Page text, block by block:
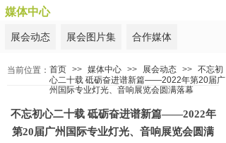
媒体中心
展会动态 展会图片集 合作媒体
首页 >> 媒体中心 >> 展会动态 >> 不忘初
心二十载 砥砺奋进谱新篇——2022年第20届广
州国际专业灯光、音响展览会圆满落幕
当前位置：
不忘初心二十载 砥砺奋进谱新篇——2022年
第20届广州国际专业灯光、音响展览会圆满